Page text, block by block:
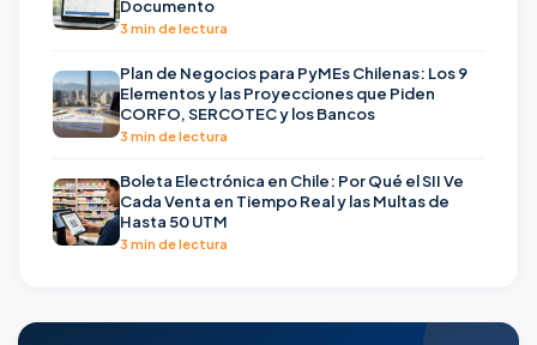
Documento
3 min de lectura
Plan de Negocios para PyMEs Chilenas: Los 9
Elementos y las Proyecciones que Piden
CORFO, SERCOTEC y los Bancos
3 min de lectura
Boleta Electrónica en Chile: Por Qué el SII Ve
Cada Venta en Tiempo Real y las Multas de
Hasta 50 UTM
3 min de lectura